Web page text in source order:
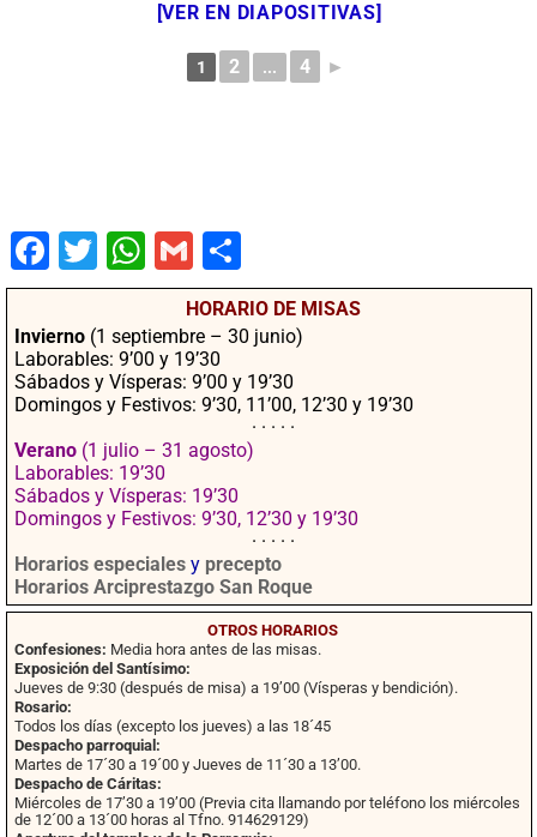
[VER EN DIAPOSITIVAS]
1 2 ... 4 ►
Fac
ebo
ok
Twit
ter
Wha
tsA
pp
Gm
ail
mpa
rtir
HORARIO DE MISAS
Invierno (1 septiembre – 30 junio)
Laborables: 9’00 y 19’30
Sábados y Vísperas: 9’00 y 19’30
Domingos y Festivos: 9’30, 11’00, 12’30 y 19’30
· · · · ·
Verano (1 julio – 31 agosto)
Laborables: 19’30
Sábados y Vísperas: 19’30
Domingos y Festivos: 9’30, 12’30 y 19’30
· · · · ·
Horarios especiales y precepto
Horarios Arciprestazgo San Roque
OTROS HORARIOS
Confesiones: Media hora antes de las misas.
Exposición del Santísimo:
Jueves de 9:30 (después de misa) a 19’00 (Vísperas y bendición).
Rosario:
Todos los días (excepto los jueves) a las 18´45
Despacho parroquial:
Martes de 17´30 a 19´00 y Jueves de 11´30 a 13’00.
Despacho de Cáritas:
Miércoles de 17’30 a 19’00 (Previa cita llamando por teléfono los miércoles
de 12´00 a 13´00 horas al Tfno. 914629129)